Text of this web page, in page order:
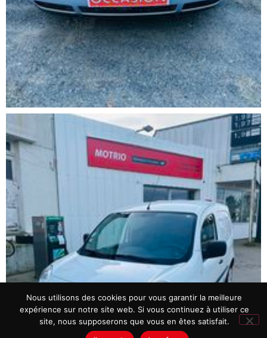
Nous utilisons des cookies pour vous garantir la meilleure
expérience sur notre site web. Si vous continuez à utiliser ce
site, nous supposerons que vous en êtes satisfait.